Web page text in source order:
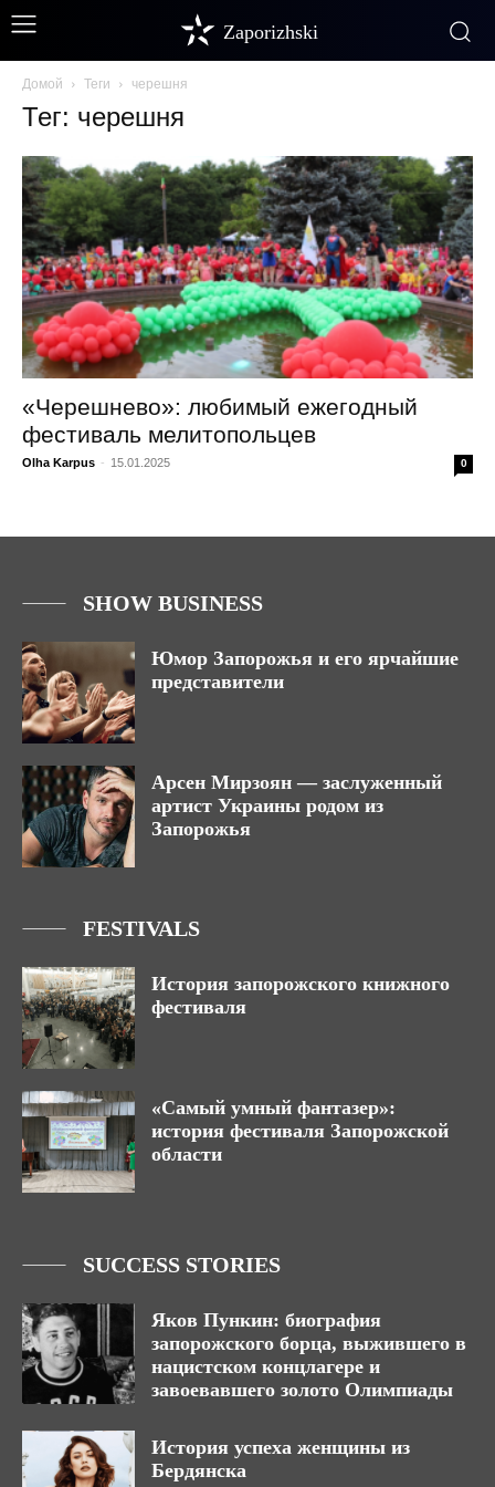
Zaporizhski
Домой Теги черешня
Тег: черешня
«Черешнево»: любимый ежегодный
фестиваль мелитопольцев
Olha Karpus - 15.01.2025 0
SHOW BUSINESS
Юмор Запорожья и его ярчайшие
представители
Арсен Мирзоян — заслуженный
артист Украины родом из
Запорожья
FESTIVALS
История запорожского книжного
фестиваля
«Самый умный фантазер»:
история фестиваля Запорожской
области
SUCCESS STORIES
Яков Пункин: биография
запорожского борца, выжившего в
нацистском концлагере и
завоевавшего золото Олимпиады
История успеха женщины из
Бердянска